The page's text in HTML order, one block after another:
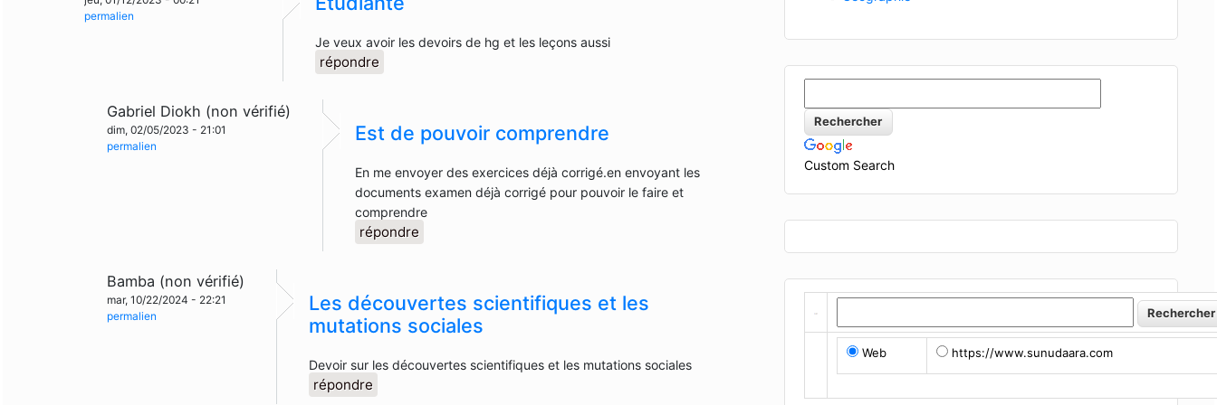
permalien
Je veux avoir les devoirs de hg et les leçons aussi
répondre
Gabriel Diokh (non vérifié)
dim, 02/05/2023 - 21:01
permalien
Est de pouvoir comprendre
En me envoyer des exercices déjà corrigé.en envoyant les
documents examen déjà corrigé pour pouvoir le faire et
comprendre
répondre
Bamba (non vérifié)
mar, 10/22/2024 - 22:21
permalien
Les découvertes scientifiques et les
mutations sociales
Devoir sur les découvertes scientifiques et les mutations sociales
répondre
Custom Search
Web https://www.sunudaara.com